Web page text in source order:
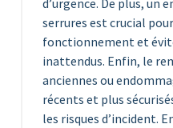
d’urgence. De plus, un
serrures est crucial
fonctionnement et
inattendus. Enfin, le
anciennes ou
récents et plus
les risques d’incident.